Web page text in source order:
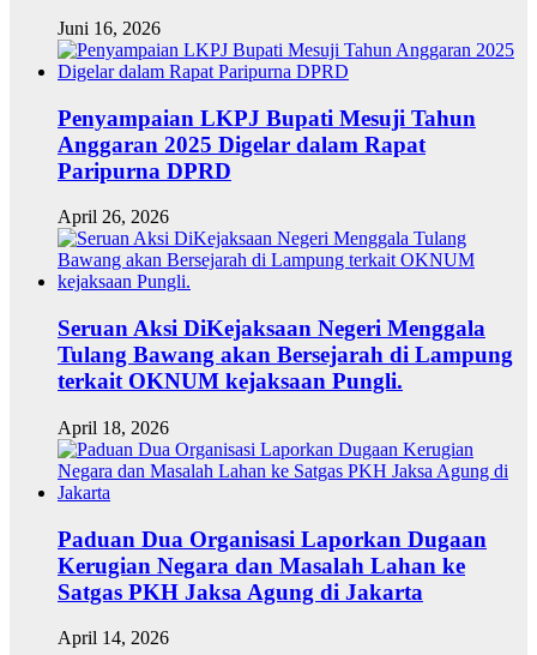
Juni 16, 2026
Penyampaian LKPJ Bupati Mesuji Tahun
Anggaran 2025 Digelar dalam Rapat
Paripurna DPRD
April 26, 2026
Seruan Aksi DiKejaksaan Negeri Menggala
Tulang Bawang akan Bersejarah di Lampung
terkait OKNUM kejaksaan Pungli.
April 18, 2026
Paduan Dua Organisasi Laporkan Dugaan
Kerugian Negara dan Masalah Lahan ke
Satgas PKH Jaksa Agung di Jakarta
April 14, 2026